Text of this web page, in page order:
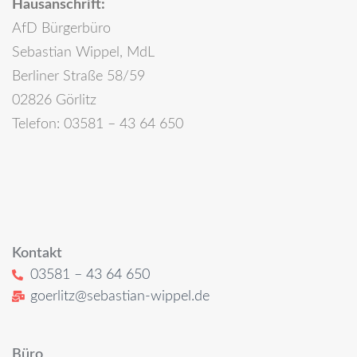
Hausanschrift:
AfD Bürgerbüro
Sebastian Wippel, MdL
Berliner Straße 58/59
02826 Görlitz
Telefon: 03581 – 43 64 650
Kontakt
03581 – 43 64 650
goerlitz@sebastian-wippel.de